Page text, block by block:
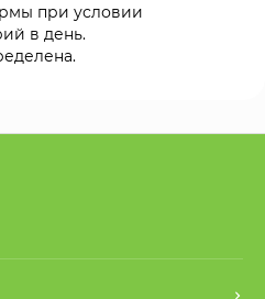
при условии
в день.